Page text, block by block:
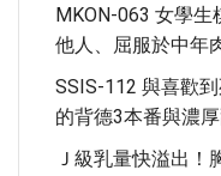
MKON-063 女學
他人、屈服於中年
SSIS-112 與喜歡
的背德3本番與濃
Ｊ級乳量快溢出！